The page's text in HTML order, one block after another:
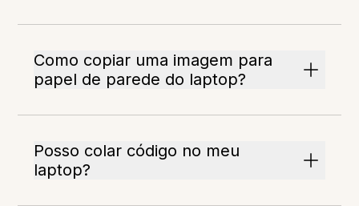
Como copiar uma imagem para
papel de parede do laptop?
Posso colar código no meu
laptop?